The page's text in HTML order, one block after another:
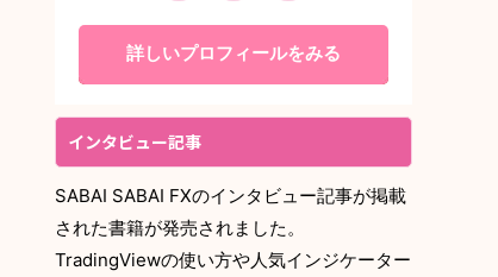
詳しいプロフィールをみる
インタビュー記事
SABAI SABAI FXのインタビュー記事が掲載
された書籍が発売されました。
TradingViewの使い方や人気インジケーター